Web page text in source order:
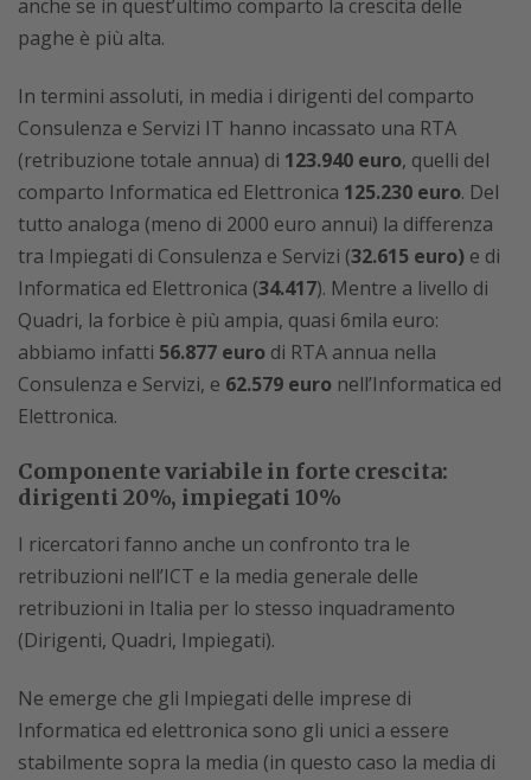
anche se in quest’ultimo comparto la crescita delle
paghe è più alta.
In termini assoluti, in media i dirigenti del comparto
Consulenza e Servizi IT hanno incassato una RTA
(retribuzione totale annua) di 123.940 euro, quelli del
comparto Informatica ed Elettronica 125.230 euro. Del
tutto analoga (meno di 2000 euro annui) la differenza
tra Impiegati di Consulenza e Servizi (32.615 euro) e di
Informatica ed Elettronica (34.417). Mentre a livello di
Quadri, la forbice è più ampia, quasi 6mila euro:
abbiamo infatti 56.877 euro di RTA annua nella
Consulenza e Servizi, e 62.579 euro nell’Informatica ed
Elettronica.
Componente variabile in forte crescita:
dirigenti 20%, impiegati 10%
I ricercatori fanno anche un confronto tra le
retribuzioni nell’ICT e la media generale delle
retribuzioni in Italia per lo stesso inquadramento
(Dirigenti, Quadri, Impiegati).
Ne emerge che gli Impiegati delle imprese di
Informatica ed elettronica sono gli unici a essere
stabilmente sopra la media (in questo caso la media di